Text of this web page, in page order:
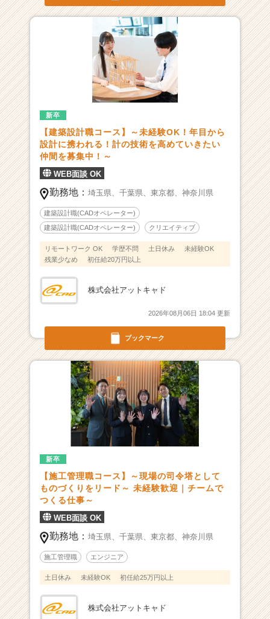
業
か
ら
ス
カ
ウ
ト
が
就
活
サ
イ
チ
ア
キ
ャ
リ
ア
h
a
r
e
e
r）
ブックマーク
新卒
【建築設計職コース】～未経験OK！年目から
設計に携われる！計の技術を高めていきたい
仲間を募集中！～
WEB面談 OK
勤務地： 埼玉県、 千葉県、 東京都、 神奈川県
建築設計職(CADオペレーター)
建築設計職(CADオペレーター) クリエイティブ
リモートワーク OK 学歴不問 土日休み
未経験OK
残業少なめ
初任給20万円以上
株式会社アットキャド
2026年08月06日 18:04 更新
新卒
【施工管理職コース】～現場の司令塔として
ものづくりをリード～ 未経験歓迎｜チームで
つくる仕事～
WEB面談 OK
勤務地： 埼玉県、 千葉県、 東京都、 神奈川県
施工管理職 エンジニア
土日休み 未経験OK 初任給25万円以上
株式会社アットキャド